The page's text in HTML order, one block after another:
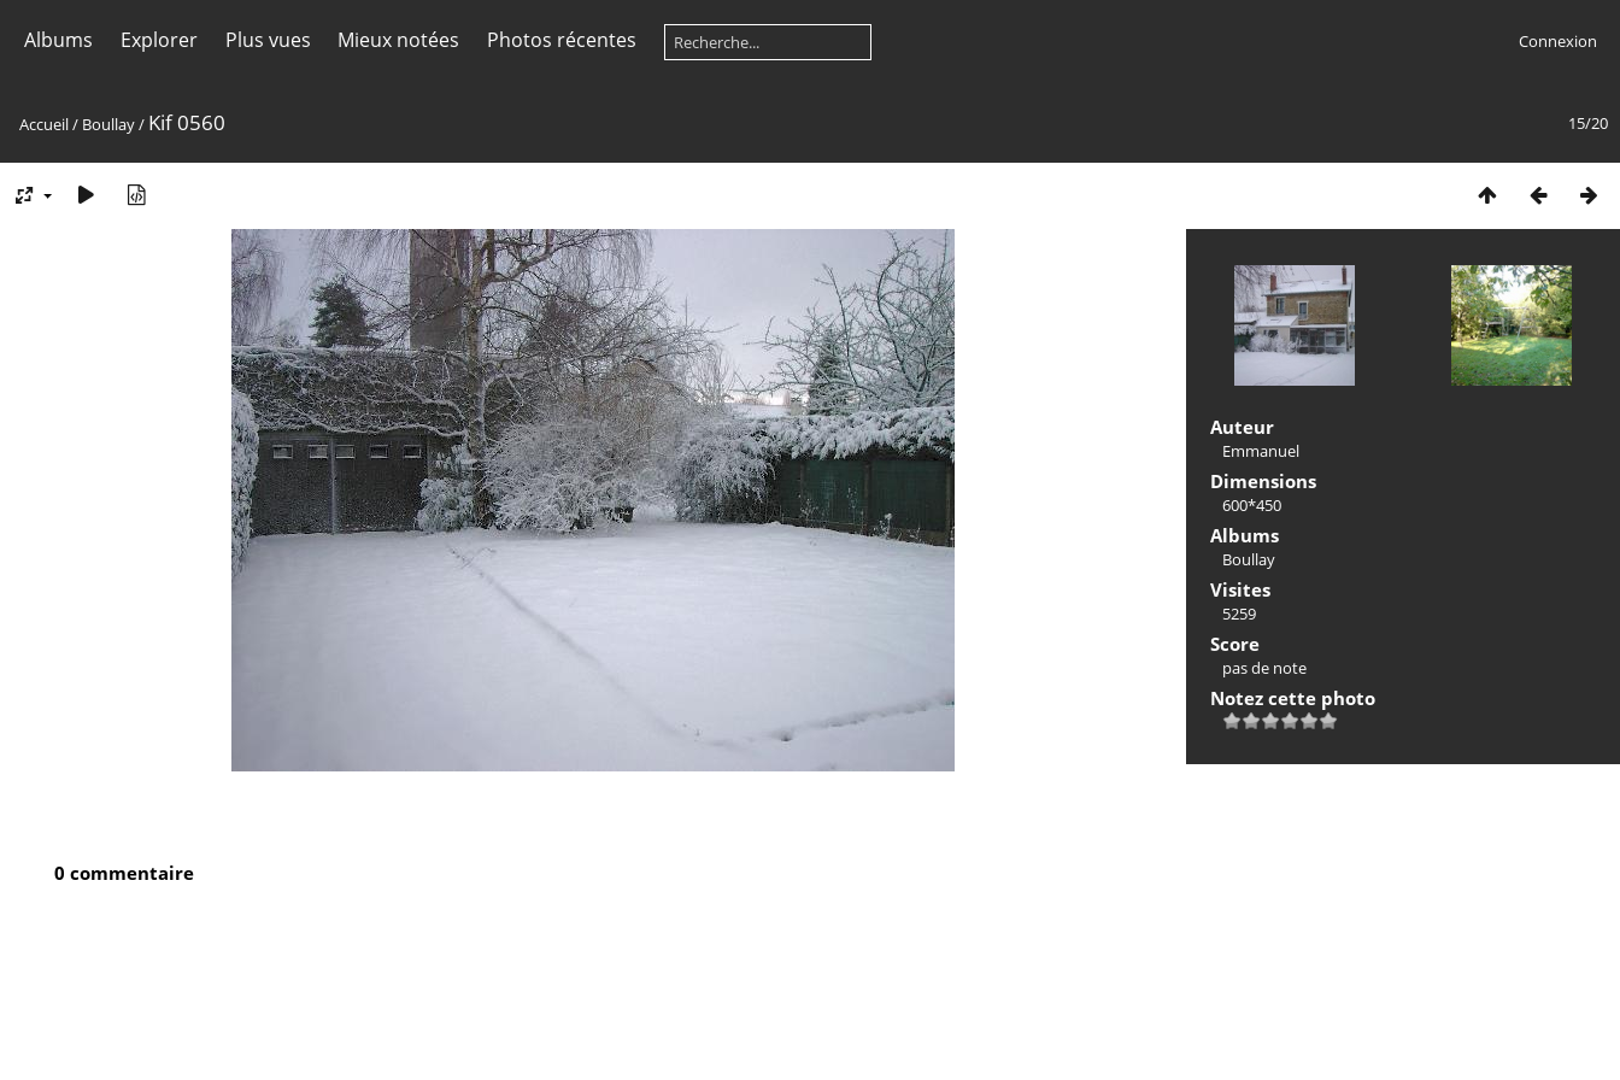
Albums Explorer Plus vues Mieux notées Photos récentes Connexion
15/20
Accueil/ Boullay/ Kif 0560
Auteur
Emmanuel
Dimensions
600*450
Albums
Boullay
Visites
5259
Score
pas de note
Notez cette photo
0 commentaire